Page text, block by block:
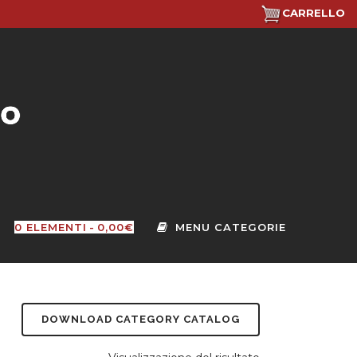
CARRELLO
0 ELEMENTI 0,00€
DOWNLOAD CATEGORY CATALOG